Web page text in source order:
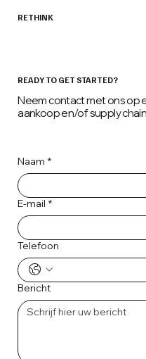
RETHINK
READY TO GET STARTED?
Neem contact met ons op
aankoop en/of supply
Naam *
E-mail *
Telefoon
Bericht